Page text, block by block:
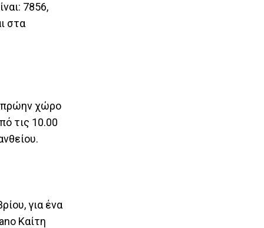
7856,
στα
πρώην χώρο
τις 10.00
για ένα
Καίτη